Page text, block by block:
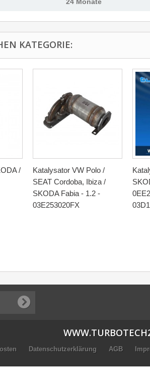
KATEGORIE:
/
Katalysator VW Polo /
SEAT Cordoba, Ibiza /
SKODA Fabia - 1.2 -
03E253020FX
Datenschutzerklärung AGB